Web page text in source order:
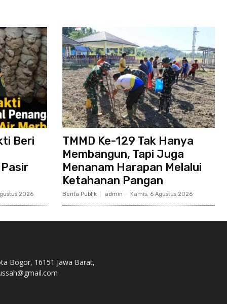
Beri
2026
TMMD Ke-129 Tak Hanya
Membangun, Tapi Juga
Menanam Harapan Melalui
Ketahanan Pangan
Berita Publik admin - Kamis, 6 Agustus 2026
Bogor, 16151 Jawa Barat,